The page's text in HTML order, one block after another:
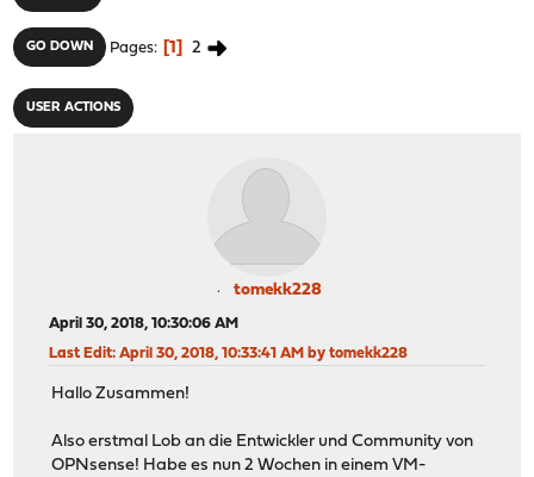
GO DOWN Pages 1 2
USER ACTIONS
tomekk228
April 30, 2018, 10:30:06 AM
Last Edit: April 30, 2018, 10:33:41 AM by tomekk228
Hallo Zusammen!
Also erstmal Lob an die Entwickler und Community von
OPNsense! Habe es nun 2 Wochen in einem VM-